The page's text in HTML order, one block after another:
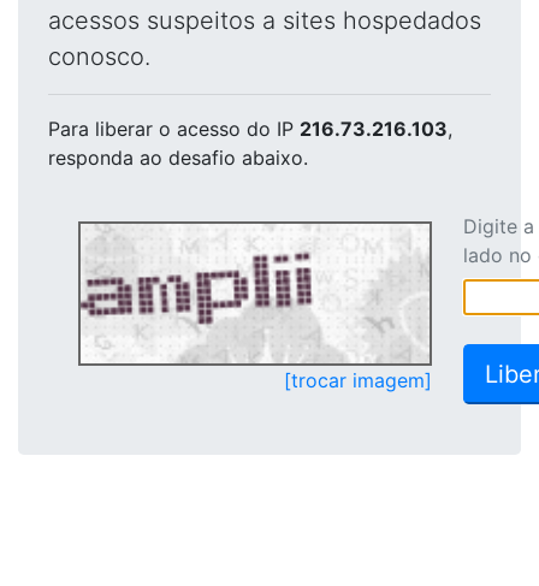
acessos suspeitos a sites hospedados
conosco.
Para liberar o acesso do IP 216.73.216.103,
responda ao desafio abaixo.
[trocar imagem]
Digite
lado no